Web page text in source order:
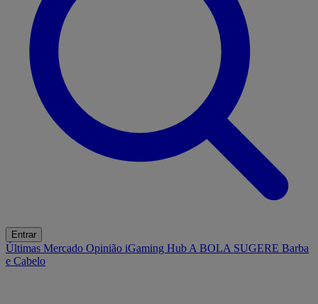
Entrar
Últimas Mercado Opinião iGaming Hub A BOLA SUGERE Barba
e Cabelo